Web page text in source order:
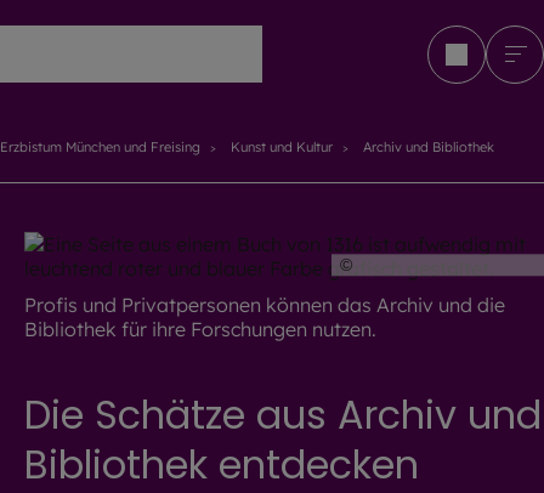
Erzbistum München und Freising Kunst und Kultur Archiv und Bibliothek
©
Profis und Privatpersonen können das Archiv und die
Bibliothek für ihre Forschungen nutzen.
Die Schätze aus Archiv und
Bibliothek entdecken